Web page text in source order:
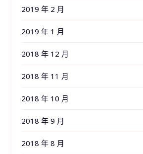
2019 年 2 月
2019 年 1 月
2018 年 12 月
2018 年 11 月
2018 年 10 月
2018 年 9 月
2018 年 8 月